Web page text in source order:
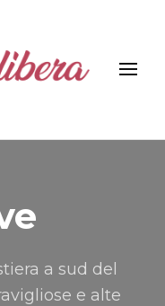
a sud del
e alte